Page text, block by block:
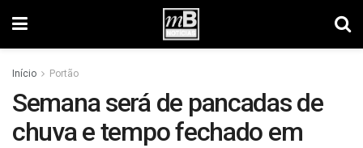
Início Portão
Semana será de pancadas de
chuva e tempo fechado em